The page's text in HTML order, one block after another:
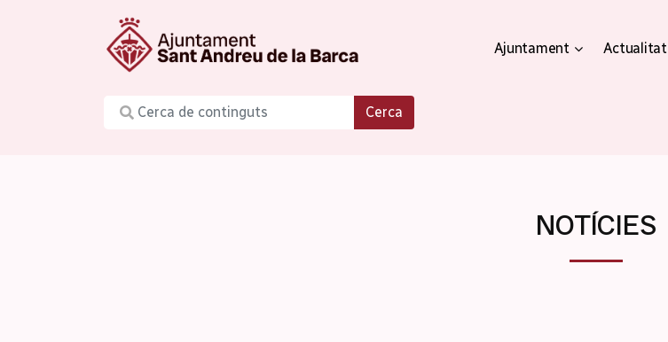
Cerca
Ajuntament Actualitat
NOTÍCIES